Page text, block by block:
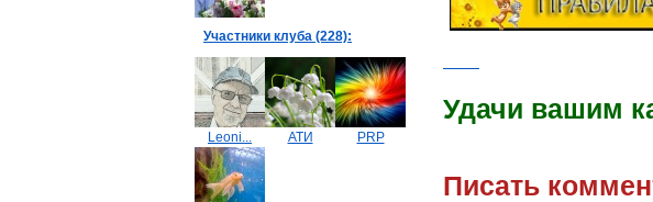
Участники клуба (228):
Leoni... АТИ PRP
Удачи вашим
Писать